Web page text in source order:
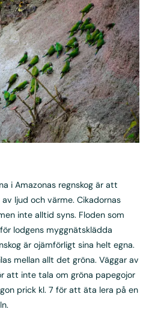
i Amazonas regnskog är att
ljud och värme. Cikadornas
inte alltid syns. Floden som
lodgens myggnätsklädda
är ojämförligt sina helt egna.
mellan allt det gröna. Väggar av
att inte tala om gröna papegojor
prick kl. 7 för att äta lera på en